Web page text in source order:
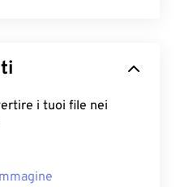
i tuoi file nei